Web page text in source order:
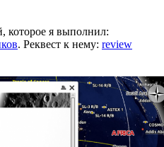
которое я выполнил:
. Реквест к нему: review